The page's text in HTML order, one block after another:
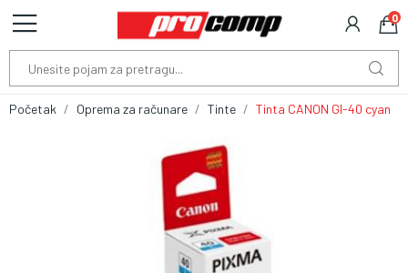
0
Početak Oprema za računare Tinte Tinta CANON GI-40 cyan